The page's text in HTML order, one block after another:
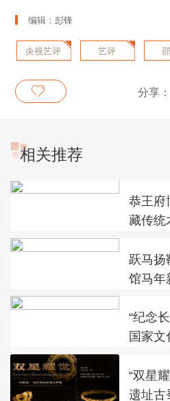
编辑：彭锋
央视艺评 艺评
分享：
相关推荐
恭王府
藏传统
跃马
馆马年
“纪念
国家文
“双星
遗址古